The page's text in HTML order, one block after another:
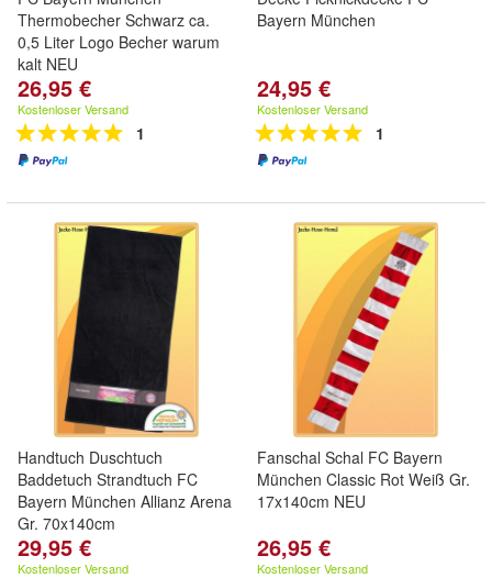
Thermobecher Schwarz ca.
0,5 Liter Logo Becher warum
kalt NEU
26,95 €
Kostenloser Versand
1
Bayern München
24,95 €
Kostenloser Versand
1
Handtuch Duschtuch
Baddetuch Strandtuch FC
Bayern München Allianz Arena
Gr. 70x140cm
29,95 €
Kostenloser Versand
Fanschal Schal FC Bayern
München Classic Rot Weiß Gr.
17x140cm NEU
26,95 €
Kostenloser Versand